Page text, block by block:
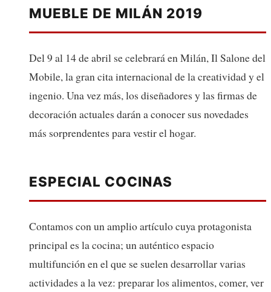
MUEBLE DE MILÁN 2019
Del 9 al 14 de abril se celebrará en Milán, Il Salone del
Mobile, la gran cita internacional de la creatividad y el
ingenio. Una vez más, los diseñadores y las firmas de
decoración actuales darán a conocer sus novedades
más sorprendentes para vestir el hogar.
ESPECIAL COCINAS
Contamos con un amplio artículo cuya protagonista
principal es la cocina; un auténtico espacio
multifunción en el que se suelen desarrollar varias
actividades a la vez: preparar los alimentos, comer, ver